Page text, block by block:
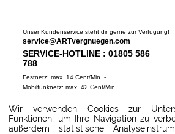
Unser Kundenservice steht dir gerne zur Verfügung!
service@ARTvergnuegen.com
SERVICE-HOTLINE : 01805 586
788
Festnetz: max. 14 Cent/Min. -
Mobilfunknetz: max. 42 Cent/Min.
(Mo-Do 9-18 Uhr, Fr 9-16 Uhr)
ZUM SERVICECENTER
Wir verwenden Cookies zur
Funktionen, um Ihre Navigation zu
außerdem statistische